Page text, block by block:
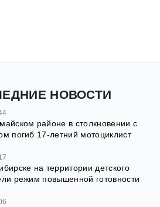
НОВОСТИ
районе в столкновении с
погиб 17-летний мотоциклист
на территории детского
режим повышенной готовности